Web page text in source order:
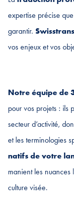
expertise précise
garantir.
vos enjeux et vos
Notre équipe de
pour vos projets : ils
secteur d’activité,
et les terminologies
natifs de votre
manient les nuances
culture visée.